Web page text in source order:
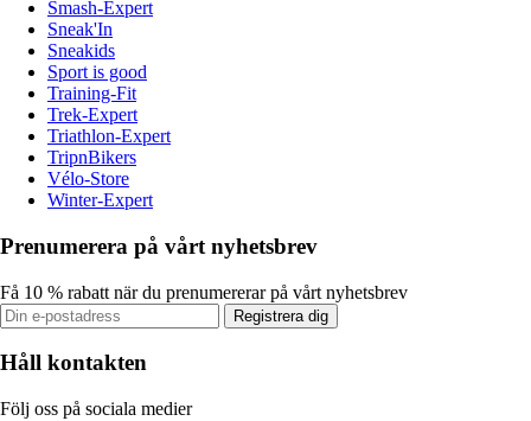
Smash-Expert
Sneak'In
Sneakids
Sport is good
Training-Fit
Trek-Expert
Triathlon-Expert
TripnBikers
Vélo-Store
Winter-Expert
Prenumerera på vårt nyhetsbrev
Få 10 % rabatt när du prenumererar på vårt nyhetsbrev
Registrera dig
Håll kontakten
Följ oss på sociala medier